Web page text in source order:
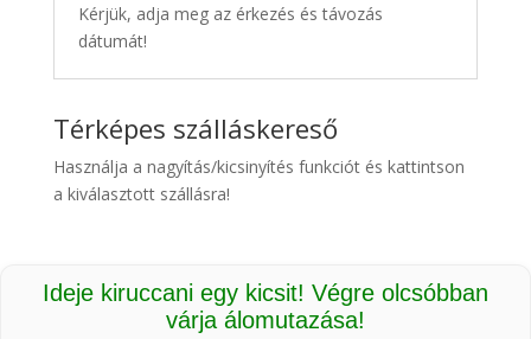
Kérjük, adja meg az érkezés és távozás
dátumát!
Térképes szálláskereső
Használja a nagyítás/kicsinyítés funkciót és kattintson
a kiválasztott szállásra!
Ideje kiruccani egy kicsit! Végre olcsóbban
várja álomutazása!